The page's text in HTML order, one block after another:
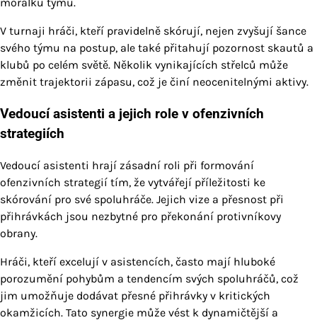
morálku týmu.
V turnaji hráči, kteří pravidelně skórují, nejen zvyšují šance
svého týmu na postup, ale také přitahují pozornost skautů a
klubů po celém světě. Několik vynikajících střelců může
změnit trajektorii zápasu, což je činí neocenitelnými aktivy.
Vedoucí asistenti a jejich role v ofenzivních
strategiích
Vedoucí asistenti hrají zásadní roli při formování
ofenzivních strategií tím, že vytvářejí příležitosti ke
skórování pro své spoluhráče. Jejich vize a přesnost při
přihrávkách jsou nezbytné pro překonání protivníkovy
obrany.
Hráči, kteří excelují v asistencích, často mají hluboké
porozumění pohybům a tendencím svých spoluhráčů, což
jim umožňuje dodávat přesné přihrávky v kritických
okamžicích. Tato synergie může vést k dynamičtější a